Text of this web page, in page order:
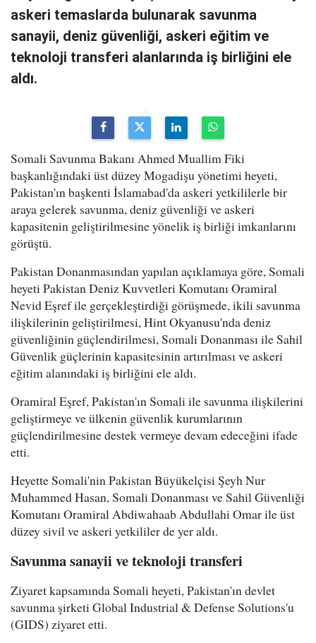
askeri temaslarda bulunarak savunma
sanayii, deniz güvenliği, askeri eğitim ve
teknoloji transferi alanlarında iş birliğini ele
aldı.
Somali Savunma Bakanı Ahmed Muallim Fiki
başkanlığındaki üst düzey Mogadişu yönetimi heyeti,
Pakistan'ın başkenti İslamabad'da askeri yetkililerle bir
araya gelerek savunma, deniz güvenliği ve askeri
kapasitenin geliştirilmesine yönelik iş birliği imkanlarını
görüştü.
Pakistan Donanmasından yapılan açıklamaya göre, Somali
heyeti Pakistan Deniz Kuvvetleri Komutanı Oramiral
Nevid Eşref ile gerçekleştirdiği görüşmede, ikili savunma
ilişkilerinin geliştirilmesi, Hint Okyanusu'nda deniz
güvenliğinin güçlendirilmesi, Somali Donanması ile Sahil
Güvenlik güçlerinin kapasitesinin artırılması ve askeri
eğitim alanındaki iş birliğini ele aldı.
Oramiral Eşref, Pakistan'ın Somali ile savunma ilişkilerini
geliştirmeye ve ülkenin güvenlik kurumlarının
güçlendirilmesine destek vermeye devam edeceğini ifade
etti.
Heyette Somali'nin Pakistan Büyükelçisi Şeyh Nur
Muhammed Hasan, Somali Donanması ve Sahil Güvenliği
Komutanı Oramiral Abdiwahaab Abdullahi Omar ile üst
düzey sivil ve askeri yetkililer de yer aldı.
Savunma sanayii ve teknoloji transferi
Ziyaret kapsamında Somali heyeti, Pakistan'ın devlet
savunma şirketi Global Industrial & Defense Solutions'u
(GIDS) ziyaret etti.